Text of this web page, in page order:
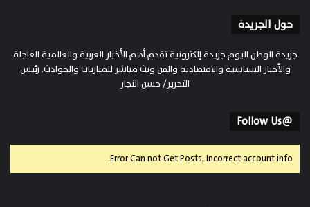
حول الجريدة
جريدة الوطن اليوم جريدة إلكترونية تقدم أهم الأخبار العربية والعالمية العاجلة
والأخبار السياسية والاقتصادية والفن وبث مباشر للمباريات والحوادث. رئيس
التحرير/ حسن النجار
@Follow Us
Error Can not Get Posts, Incorrect account info.